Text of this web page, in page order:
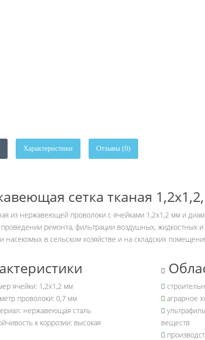
Характеристики Отзывы (0)
сетка тканая
из нержавеющей проволоки с ячейками 1,2х1,2 мм и
проведении ремонта, фильтрации воздушных, жидкостных
насекомых в сельском хозяйстве и на складских
ячейки: 1,2х1,2 мм
проволоки: 0,7 мм
нержавеющая сталь
к коррозии: высокая
аграрное
веществ